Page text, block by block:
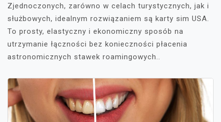
Zjednoczonych, zarówno w celach turystycznych, jak i
służbowych, idealnym rozwiązaniem są karty sim USA.
To prosty, elastyczny i ekonomiczny sposób na
utrzymanie łączności bez konieczności płacenia
astronomicznych stawek roamingowych..